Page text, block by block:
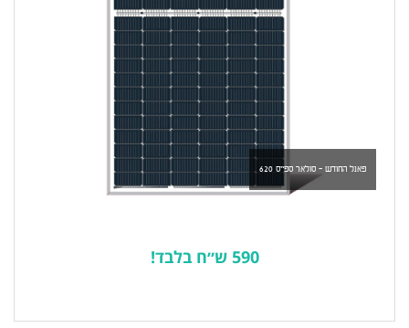
פאנל החודש - סולאר ספייס 620
590 ש״ח בלבד!